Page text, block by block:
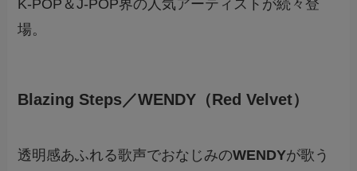
K-POP＆J-POP界の人気アーティストが続々登
場。
Blazing Steps／WENDY（Red Velvet）
透明感あふれる歌声でおなじみのWENDYが歌う